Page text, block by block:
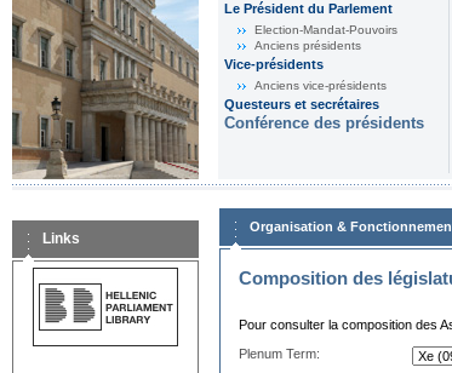
Le Président du Parlement
Election-Mandat-Pouvoirs
Anciens présidents
Vice-présidents
Anciens vice-présidents
Questeurs et secrétaires
Conférence des présidents
Links
Organisation &
Composition des
Pour consulter la composition des
Plenum Term: